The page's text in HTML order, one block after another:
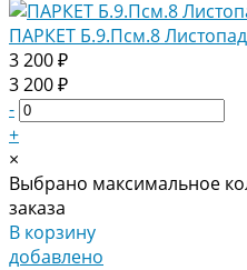
ПАРКЕТ Б.9.Псм.8
3 200 ₽
3 200 ₽
-
+
×
Выбрано максимальное
заказа
В корзину
добавлено